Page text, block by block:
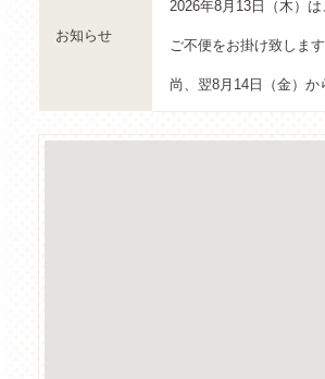
お知らせ
2026年8月13日（木）
ご不便をお掛け致しま
尚、翌8月14日（金）